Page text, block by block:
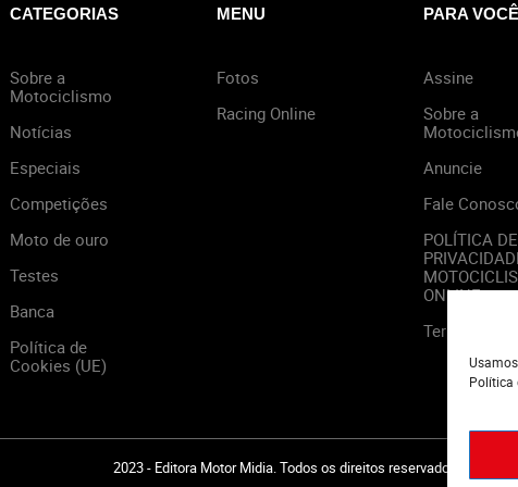
Política
CATEGORIAS
Sobre a
Motociclismo
Notícias
Especiais
Competições
Moto de ouro
Testes
Banca
Política de
Cookies (UE)
MENU
Fotos
Racing Online
PARA VOCÊ
Assine
Sobre a
Anuncie
Fale
POLÍTICA DE
ONLINE
Termos de
2023 - Editora Motor Midia. Todos os direitos reservados.